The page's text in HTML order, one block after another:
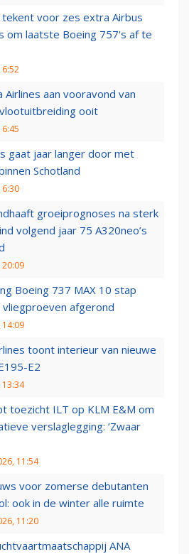
tekent voor zes extra Airbus
om laatste Boeing 757's af te
Airlines aan vooravond van
ooit
gaat jaar langer door met
Schotland
groeiprognoses na sterk
volgend jaar 75 A320neo’s
Boeing 737 MAX 10 stap
afgerond
toont interieur van nieuwe
E2
toezicht ILT op KLM E&M om
verslaglegging: ‘Zwaar
11:54
voor zomerse debutanten
ook in de winter alle ruimte
11:20
ANA